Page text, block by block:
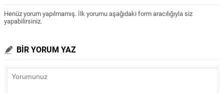
Henüz yorum yapılmamış. İlk yorumu aşağıdaki form aracılığıyla siz
yapabilirsiniz.
BİR YORUM YAZ